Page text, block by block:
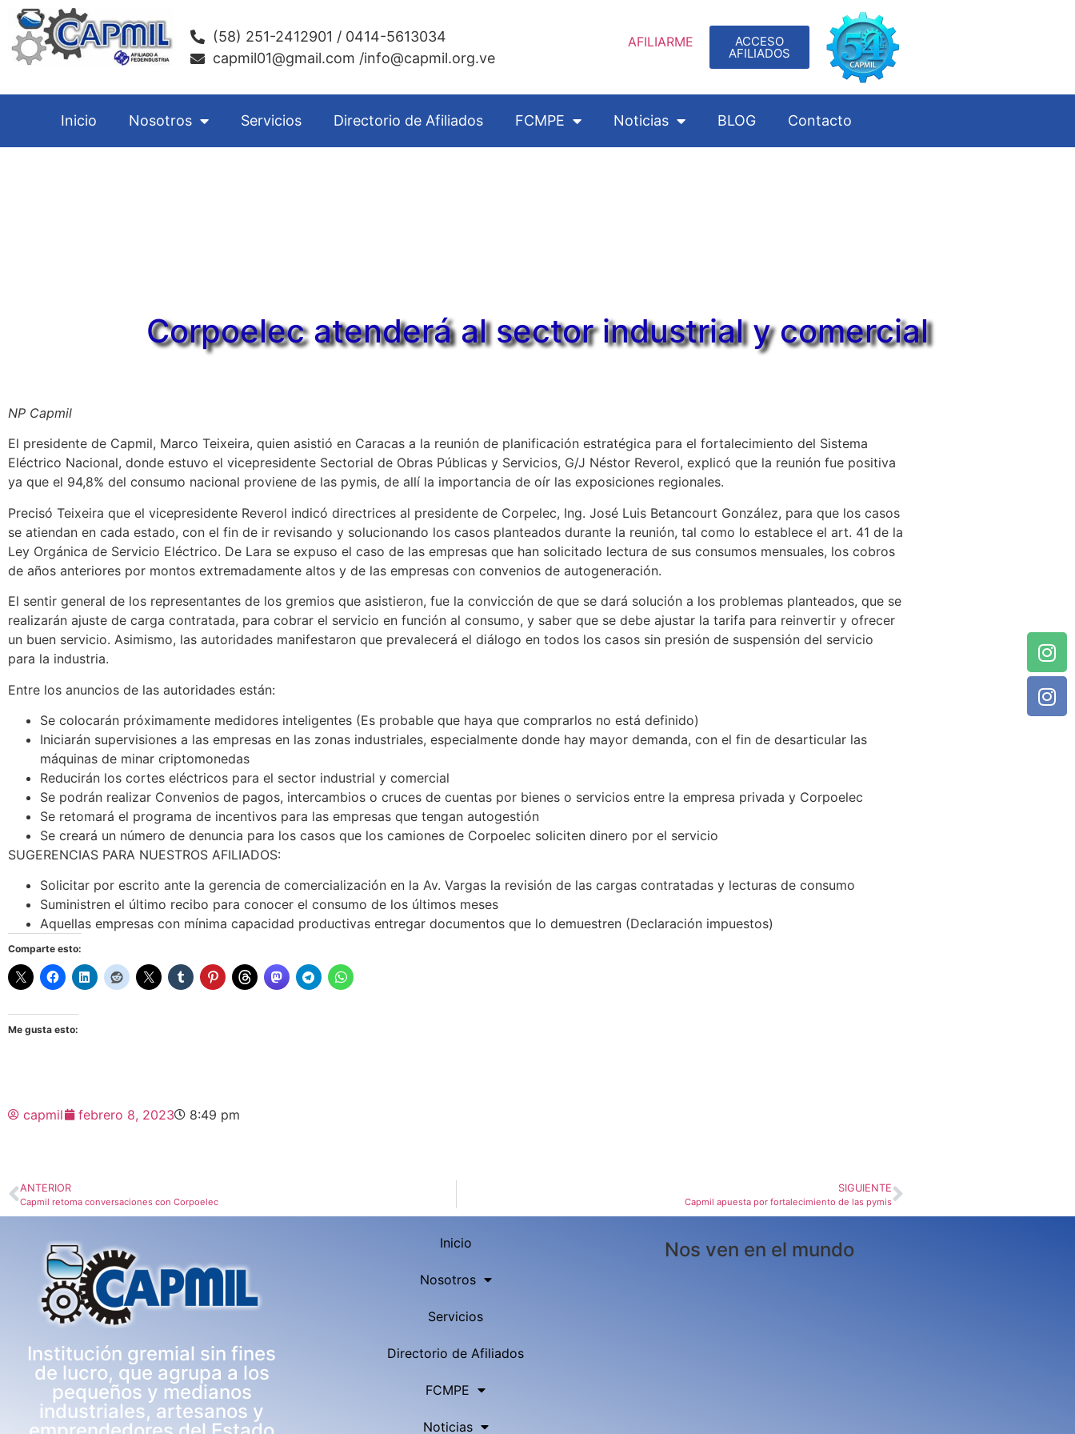
(58) 251-2412901 / 0414-5613034
capmil01@gmail.com /info@capmil.org.ve
AFILIARME ACCESO
AFILIADOS
Inicio Nosotros Servicios Directorio de Afiliados FCMPE Noticias BLOG Contacto
Corpoelec atenderá al sector industrial y comercial
NP Capmil
El presidente de Capmil, Marco Teixeira, quien asistió en Caracas a la reunión de planificación estratégica para el fortalecimiento del Sistema
Eléctrico Nacional, donde estuvo el vicepresidente Sectorial de Obras Públicas y Servicios, G/J Néstor Reverol, explicó que la reunión fue positiva
ya que el 94,8% del consumo nacional proviene de las pymis, de allí la importancia de oír las exposiciones regionales.
Precisó Teixeira que el vicepresidente Reverol indicó directrices al presidente de Corpelec, Ing. José Luis Betancourt González, para que los casos
se atiendan en cada estado, con el fin de ir revisando y solucionando los casos planteados durante la reunión, tal como lo establece el art. 41 de la
Ley Orgánica de Servicio Eléctrico. De Lara se expuso el caso de las empresas que han solicitado lectura de sus consumos mensuales, los cobros
de años anteriores por montos extremadamente altos y de las empresas con convenios de autogeneración.
El sentir general de los representantes de los gremios que asistieron, fue la convicción de que se dará solución a los problemas planteados, que se
realizarán ajuste de carga contratada, para cobrar el servicio en función al consumo, y saber que se debe ajustar la tarifa para reinvertir y ofrecer
un buen servicio. Asimismo, las autoridades manifestaron que prevalecerá el diálogo en todos los casos sin presión de suspensión del servicio
para la industria.
Entre los anuncios de las autoridades están:
Se colocarán próximamente medidores inteligentes (Es probable que haya que comprarlos no está definido)
Iniciarán supervisiones a las empresas en las zonas industriales, especialmente donde hay mayor demanda, con el fin de desarticular las
máquinas de minar criptomonedas
Reducirán los cortes eléctricos para el sector industrial y comercial
Se podrán realizar Convenios de pagos, intercambios o cruces de cuentas por bienes o servicios entre la empresa privada y Corpoelec
Se retomará el programa de incentivos para las empresas que tengan autogestión
Se creará un número de denuncia para los casos que los camiones de Corpoelec soliciten dinero por el servicio
SUGERENCIAS PARA NUESTROS AFILIADOS:
Solicitar por escrito ante la gerencia de comercialización en la Av. Vargas la revisión de las cargas contratadas y lecturas de consumo
Suministren el último recibo para conocer el consumo de los últimos meses
Aquellas empresas con mínima capacidad productivas entregar documentos que lo demuestren (Declaración impuestos)
Comparte esto:
Me gusta esto:
capmil febrero 8, 2023 8:49 pm
ANTERIOR
Capmil retoma conversaciones con Corpoelec
SIGUIENTE
Capmil apuesta por fortalecimiento de las pymis
Institución gremial sin fines
de lucro, que agrupa a los
pequeños y medianos
industriales, artesanos y
Inicio
Nosotros
Servicios
Directorio de Afiliados
FCMPE
Noticias
Nos ven en el mundo